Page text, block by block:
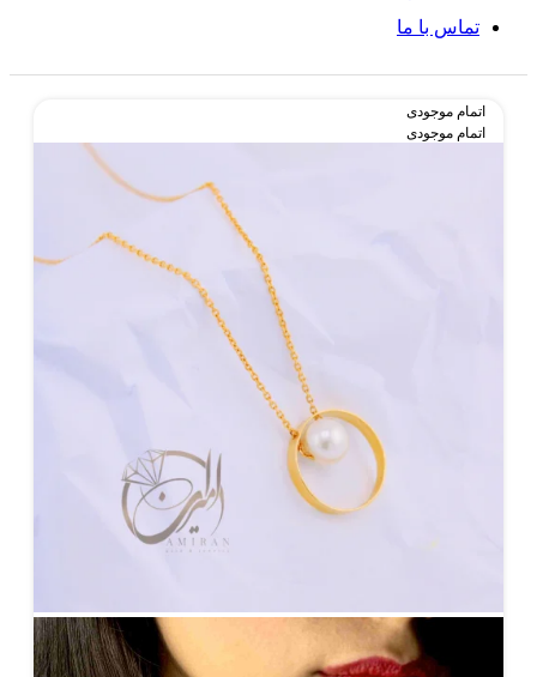
تماس با ما
اتمام موجودی
اتمام موجودی